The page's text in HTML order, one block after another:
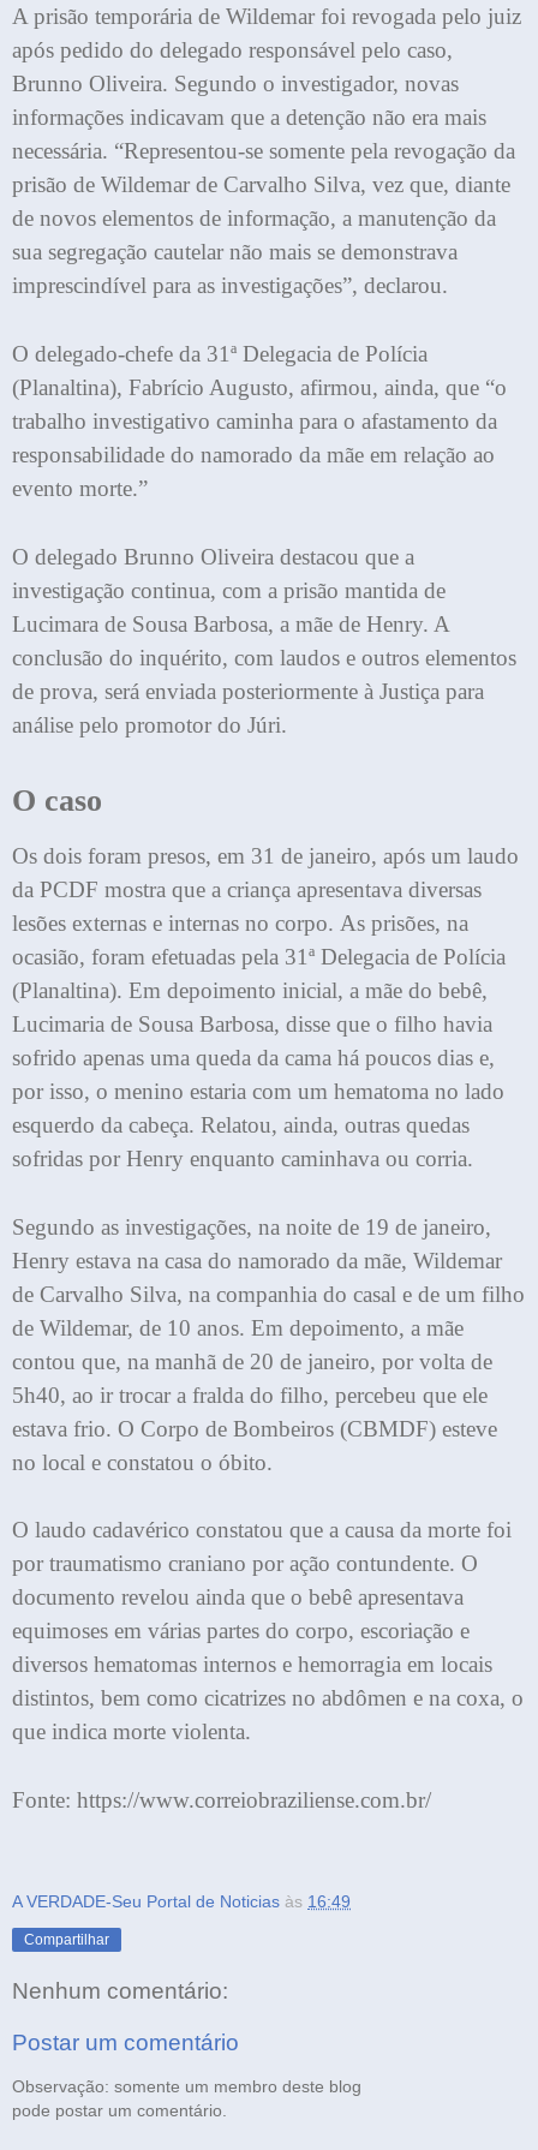
A prisão temporária de Wildemar foi revogada pelo juiz
após pedido do delegado responsável pelo caso,
Brunno Oliveira. Segundo o investigador, novas
informações indicavam que a detenção não era mais
necessária. “Representou-se somente pela revogação da
prisão de Wildemar de Carvalho Silva, vez que, diante
de novos elementos de informação, a manutenção da
sua segregação cautelar não mais se demonstrava
imprescindível para as investigações”, declarou.
O delegado-chefe da 31ª Delegacia de Polícia
(Planaltina), Fabrício Augusto, afirmou, ainda, que “o
trabalho investigativo caminha para o afastamento da
responsabilidade do namorado da mãe em relação ao
evento morte.”
O delegado Brunno Oliveira destacou que a
investigação continua, com a prisão mantida de
Lucimara de Sousa Barbosa, a mãe de Henry. A
conclusão do inquérito, com laudos e outros elementos
de prova, será enviada posteriormente à Justiça para
análise pelo promotor do Júri.
O caso
Os dois foram presos, em 31 de janeiro, após um laudo
da PCDF mostra que a criança apresentava diversas
lesões externas e internas no corpo. As prisões, na
ocasião, foram efetuadas pela 31ª Delegacia de Polícia
(Planaltina). Em depoimento inicial, a mãe do bebê,
Lucimaria de Sousa Barbosa, disse que o filho havia
sofrido apenas uma queda da cama há poucos dias e,
por isso, o menino estaria com um hematoma no lado
esquerdo da cabeça. Relatou, ainda, outras quedas
sofridas por Henry enquanto caminhava ou corria.
Segundo as investigações, na noite de 19 de janeiro,
Henry estava na casa do namorado da mãe, Wildemar
de Carvalho Silva, na companhia do casal e de um filho
de Wildemar, de 10 anos. Em depoimento, a mãe
contou que, na manhã de 20 de janeiro, por volta de
5h40, ao ir trocar a fralda do filho, percebeu que ele
estava frio. O Corpo de Bombeiros (CBMDF) esteve
no local e constatou o óbito.
O laudo cadavérico constatou que a causa da morte foi
por traumatismo craniano por ação contundente. O
documento revelou ainda que o bebê apresentava
equimoses em várias partes do corpo, escoriação e
diversos hematomas internos e hemorragia em locais
distintos, bem como cicatrizes no abdômen e na coxa, o
que indica morte violenta.
Fonte: https://www.correiobraziliense.com.br/
A VERDADE-Seu Portal de Noticias às 16:49
Compartilhar
Nenhum comentário:
Postar um comentário
Observação: somente um membro deste blog
pode postar um comentário.